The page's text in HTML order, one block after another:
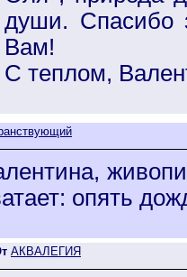
души. Спасибо
Вам!
С теплом,
опять
АКВАЛЕГИЯ